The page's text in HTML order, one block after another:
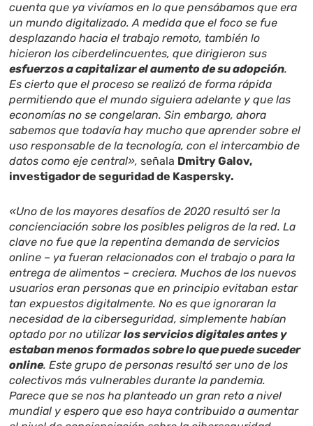
cuenta que ya vivíamos en lo que pensábamos que era
un mundo digitalizado. A medida que el foco se fue
desplazando hacia el trabajo remoto, también lo
hicieron los ciberdelincuentes, que dirigieron sus
esfuerzos a capitalizar el aumento de su adopción.
Es cierto que el proceso se realizó de forma rápida
permitiendo que el mundo siguiera adelante y que las
economías no se congelaran. Sin embargo, ahora
sabemos que todavía hay mucho que aprender sobre el
uso responsable de la tecnología, con el intercambio de
datos como eje central»,señala Dmitry Galov,
investigador de seguridad de Kaspersky.
«Uno de los mayores desafíos de 2020 resultó ser la
concienciación sobre los posibles peligros de la red. La
clave no fue que la repentina demanda de servicios
online – ya fueran relacionados con el trabajo o para la
entrega de alimentos – creciera. Muchos de los nuevos
usuarios eran personas que en principio evitaban estar
tan expuestos digitalmente. No es que ignoraran la
necesidad de la ciberseguridad, simplemente habían
optado por no utilizarlos servicios digitales antes y
estaban menos formados sobre lo que puede suceder
online. Este grupo de personas resultó ser uno de los
colectivos más vulnerables durante la pandemia.
Parece que se nos ha planteado un gran reto a nivel
mundial y espero que eso haya contribuido a aumentar